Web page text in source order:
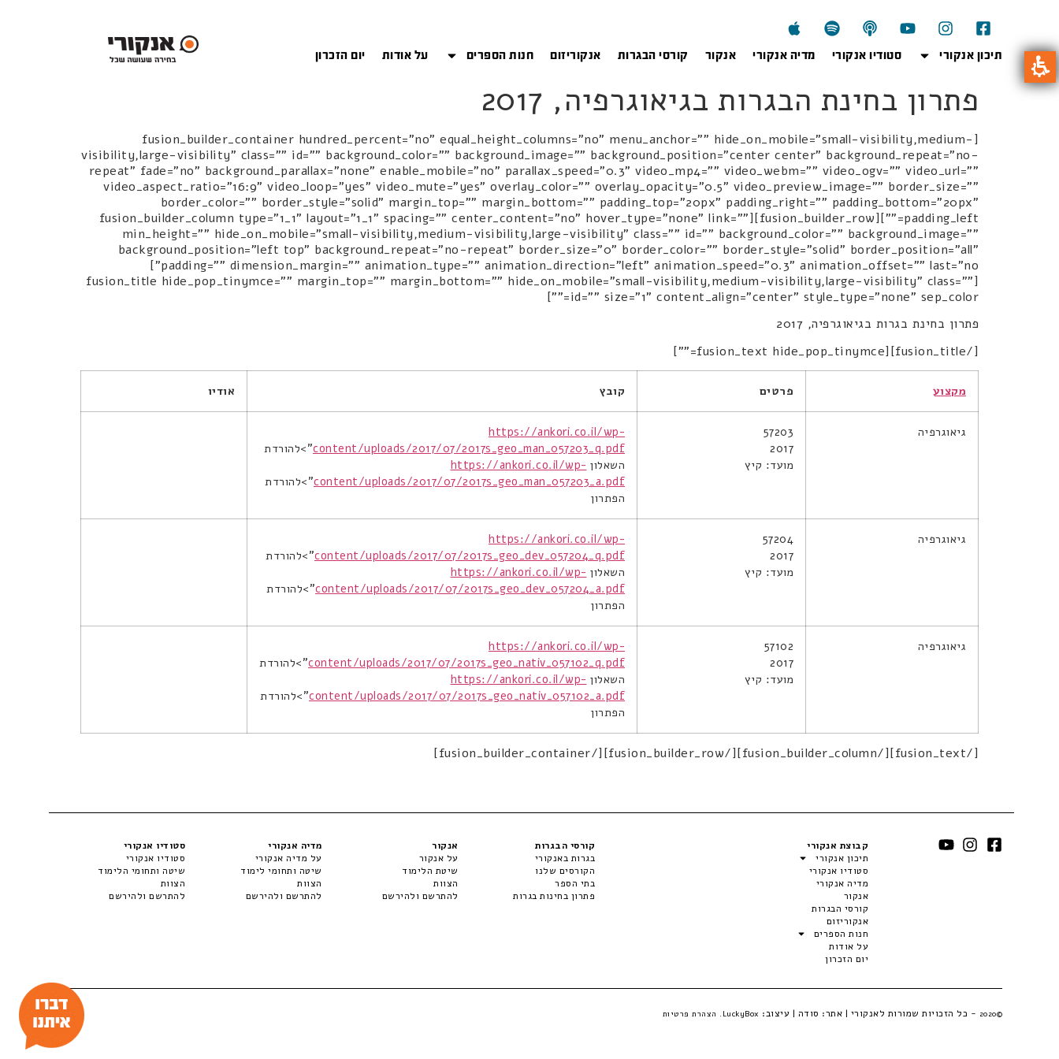
תיכון אנקורי סטודיו אנקורי מדיה אנקורי אנקור קורסי הבגרות אנקוריזום חנות הספרים על אודות יום הזכרון
פתרון בחינת הבגרות בגיאוגרפיה, 2017
[fusion_builder_container hundred_percent="no" equal_height_columns="no" menu_anchor="" hide_on_mobile="small-visibility,medium-
visibility,large-visibility" class="" id="" background_color="" background_image="" background_position="center center" background_repeat="no-
repeat" fade="no" background_parallax="none" enable_mobile="no" parallax_speed="0.3" video_mp4="" video_webm="" video_ogv="" video_url=""
video_aspect_ratio="16:9" video_loop="yes" video_mute="yes" overlay_color="" overlay_opacity="0.5" video_preview_image="" border_size=""
border_color="" border_style="solid" margin_top="" margin_bottom="" padding_top="20px" padding_right="" padding_bottom="20px"
padding_left=""][fusion_builder_row][fusion_builder_column type="1_1" layout="1_1" spacing="" center_content="no" hover_type="none" link=""
min_height="" hide_on_mobile="small-visibility,medium-visibility,large-visibility" class="" id="" background_color="" background_image=""
background_position="left top" background_repeat="no-repeat" border_size="0" border_color="" border_style="solid" border_position="all"
padding="" dimension_margin="" animation_type="" animation_direction="left" animation_speed="0.3" animation_offset="" last="no"]
[fusion_title hide_pop_tinymce="" margin_top="" margin_bottom="" hide_on_mobile="small-visibility,medium-visibility,large-visibility" class=""
id="" size="1" content_align="center" style_type="none" sep_color=""]
פתרון בחינת בגרות בגיאוגרפיה, 2017
[/fusion_title][fusion_text hide_pop_tinymce=""]
מקצוע פרטים קובץ אודיו
גיאוגרפיה
57203
2017
מועד: קיץ
https://ankori.co.il/wp-
content/uploads/2017/07/2017s_geo_man_057203_q.pdf">להורדת
השאלון https://ankori.co.il/wp-
content/uploads/2017/07/2017s_geo_man_057203_a.pdf">להורדת
הפתרון
גיאוגרפיה
57204
2017
מועד: קיץ
https://ankori.co.il/wp-
content/uploads/2017/07/2017s_geo_dev_057204_q.pdf">להורדת
השאלון https://ankori.co.il/wp-
content/uploads/2017/07/2017s_geo_dev_057204_a.pdf">להורדת
הפתרון
גיאוגרפיה
57102
2017
מועד: קיץ
https://ankori.co.il/wp-
content/uploads/2017/07/2017s_geo_nativ_057102_q.pdf">להורדת
השאלון https://ankori.co.il/wp-
content/uploads/2017/07/2017s_geo_nativ_057102_a.pdf">להורדת
הפתרון
[/fusion_text][/fusion_builder_column][/fusion_builder_row][/fusion_builder_container]
קבוצת אנקורי
תיכון אנקורי
סטודיו אנקורי
מדיה אנקורי
אנקור
קורסי הבגרות
אנקוריזום
חנות הספרים
על אודות
יום הזכרון
קורסי הבגרות
בגרות באנקורי
הקורסים שלנו
בתי הספר
פתרון בחינות בגרות
אנקור
על אנקור
שיטת הלימוד
הצוות
להתרשם ולהירשם
מדיה אנקורי
על מדיה אנקורי
שיטה ותחומי לימוד
הצוות
להתרשם ולהירשם
סטודיו אנקורי
סטודיו אנקורי
שיטה ותחומי הלימוד
הצוות
להתרשם ולהירשם
©2020 - כל הזכויות שמורות לאנקורי | אתר: סודה | עיצוב: LuckyBox. הצהרת פרטיות